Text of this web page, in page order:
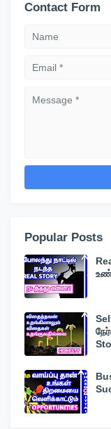
Contact Form
Popular Posts